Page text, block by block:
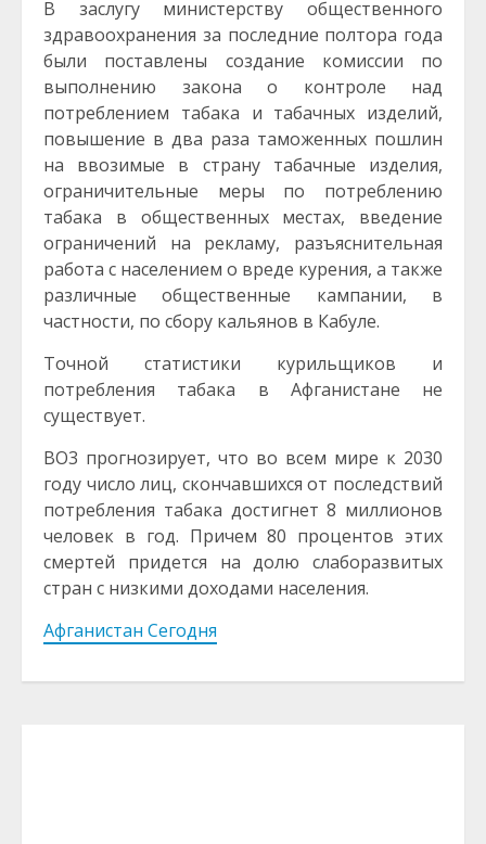
В заслугу министерству общественного
здравоохранения за последние полтора года
были поставлены создание комиссии по
выполнению закона о контроле над
потреблением табака и табачных изделий,
повышение в два раза таможенных пошлин
на ввозимые в страну табачные изделия,
ограничительные меры по потреблению
табака в общественных местах, введение
ограничений на рекламу, разъяснительная
работа с населением о вреде курения, а также
различные общественные кампании, в
частности, по сбору кальянов в Кабуле.
Точной статистики курильщиков и
потребления табака в Афганистане не
существует.
ВО3 прогнозирует, что во всем мире к 2030
году число лиц, скончавшихся от последствий
потребления табака достигнет 8 миллионов
человек в год. Причем 80 процентов этих
смертей придется на долю слаборазвитых
стран с низкими доходами населения.
Афганистан Сегодня